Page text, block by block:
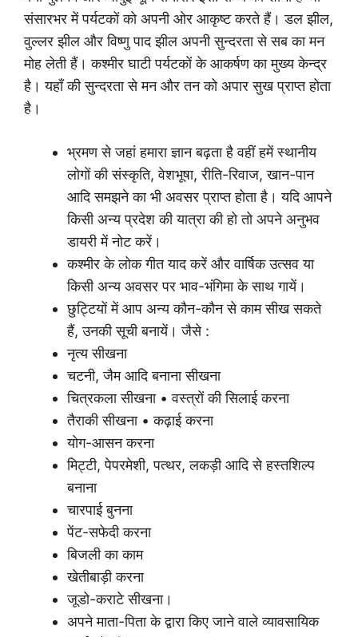
संसारभर में पर्यटकों को अपनी ओर आकृष्ट करते हैं। डल झील,
वुल्लर झील और विष्णु पाद झील अपनी सुन्दरता से सब का मन
मोह लेती हैं। कश्मीर घाटी पर्यटकों के आकर्षण का मुख्य केन्द्र
है। यहाँ की सुन्दरता से मन और तन को अपार सुख प्राप्त होता
है।
भ्रमण से जहां हमारा ज्ञान बढ़ता है वहीं हमें स्थानीय
लोगों की संस्कृति, वेशभूषा, रीति-रिवाज, खान-पान
आदि समझने का भी अवसर प्राप्त होता है। यदि आपने
किसी अन्य प्रदेश की यात्रा की हो तो अपने अनुभव
डायरी में नोट करें।
कश्मीर के लोक गीत याद करें और वार्षिक उत्सव या
किसी अन्य अवसर पर भाव-भंगिमा के साथ गायें।
छुट्टियों में आप अन्य कौन-कौन से काम सीख सकते
हैं, उनकी सूची बनायें। जैसे :
नृत्य सीखना
चटनी, जैम आदि बनाना सीखना
चित्रकला सीखना • वस्त्रों की सिलाई करना
तैराकी सीखना • कढ़ाई करना
योग-आसन करना
मिट्टी, पेपरमेशी, पत्थर, लकड़ी आदि से हस्तशिल्प
बनाना
चारपाई बुनना
पेंट-सफेदी करना
बिजली का काम
खेतीबाड़ी करना
जूडो-कराटे सीखना।
अपने माता-पिता के द्वारा किए जाने वाले व्यावसायिक